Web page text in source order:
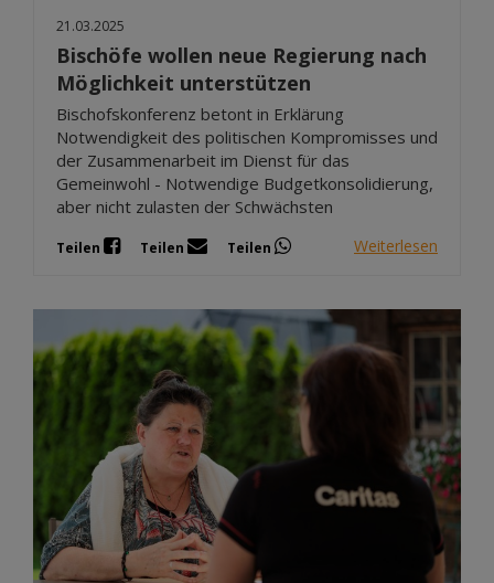
21.03.2025
Bischöfe wollen neue Regierung nach
Möglichkeit unterstützen
Bischofskonferenz betont in Erklärung
Notwendigkeit des politischen Kompromisses und
der Zusammenarbeit im Dienst für das
Gemeinwohl - Notwendige Budgetkonsolidierung,
aber nicht zulasten der Schwächsten
Teilen Teilen Teilen Weiterlesen